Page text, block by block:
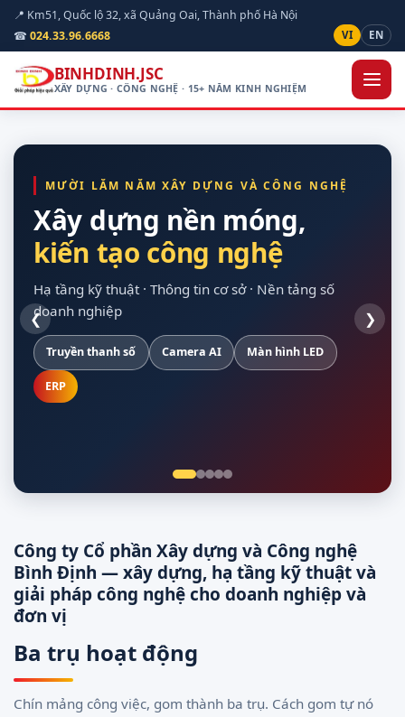
📍 Km51, Quốc lộ 32, xã Quảng Oai, Thành phố Hà Nội
☎ 024.33.96.6668 VI EN
BINHDINH.JSC
XÂY DỰNG · CÔNG NGHỆ · 15+ NĂM KINH NGHIỆM
MƯỜI LĂM NĂM XÂY DỰNG VÀ CÔNG NGHỆ
Xây dựng nền móng,
kiến tạo công nghệ
Hạ tầng kỹ thuật · Thông tin cơ sở · Nền tảng số
doanh nghiệp
Truyền thanh số Camera AI Màn hình LED
ERP
hạ tầng kỹ thuật
Xây dựng dân dụng Giao thông Nội thất
Điện mặt trời
quan sát được hiện
trường
Chuẩn Thông tư 24/2025
cho doanh nghiệp
Nền Odoo Hạ tầng máy chủ Sao lưu tự động
Tuỳ chỉnh theo nghiệp vụ
vòng đời dự án
Khảo sát trên bản đồ số Dự toán theo định mức
Bàn giao đủ tài liệu
❮ ❯
Công ty Cổ phần Xây dựng và Công nghệ
Bình Định — xây dựng, hạ tầng kỹ thuật và
giải pháp công nghệ cho doanh nghiệp và
đơn vị
Ba trụ hoạt động
Chín mảng công việc, gom thành ba trụ. Cách gom tự nó